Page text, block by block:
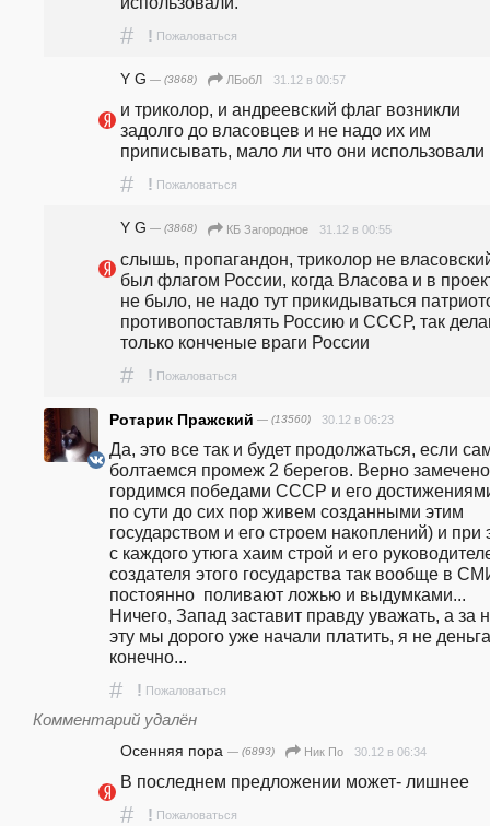
# ! Пожаловаться
Y G — (3868) ЛБобЛ 31.12 в 00:57
и триколор, и андреевский флаг возникли
задолго до власовцев и не надо их им
приписывать, мало ли что они использовали
# ! Пожаловаться
Y G — (3868) КБ Загородное 31.12 в 00:55
слышь, пропагандон, триколор не
был флагом России, когда Власова и в
не было, не надо тут прикидываться
противопоставлять Россию и СССР, так
только конченые враги России
# ! Пожаловаться
Ротарик Пражский — (13560) 30.12 в 06:23
Да, это все так и будет продолжаться, если
болтаемся промеж 2 берегов. Верно
гордимся победами СССР и его
по сути до сих пор живем созданными этим
государством и его строем накоплений) и при
с каждого утюга хаим строй и его
создателя этого государства так вообще в
постоянно  поливают ложью и выдумками...
Ничего, Запад заставит правду уважать, а за
эту мы дорого уже начали платить, я не
конечно...
# ! Пожаловаться
Комментарий удалён
Осенняя пора — (6893) Ник По 30.12 в 06:34
В последнем предложении может- лишнее
# ! Пожаловаться